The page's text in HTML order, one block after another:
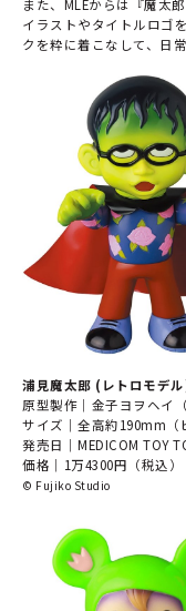
また、MLEからは『魔太
イラストやタイトルロゴ
クを粋に着こなして、日
浦見魔太郎 (レトロモデ
原型製作｜金子ヨヲヘイ（
サイズ｜全高約190mm（
発売日｜MEDICOM TOY
価格｜1万4300円（税込）
©︎ Fujiko Studio